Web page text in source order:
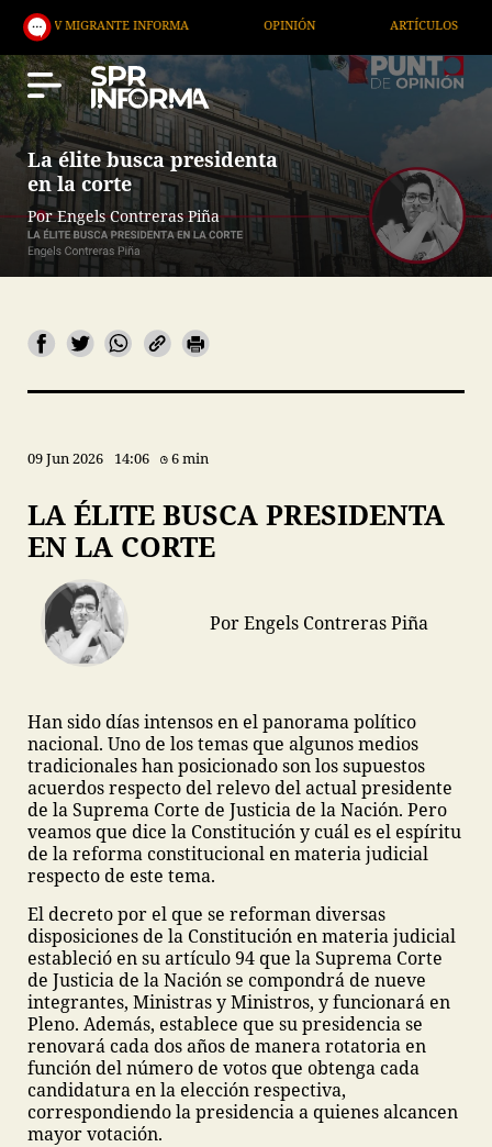
INFORMA OPINIÓN ARTÍCULOS ARTE
La élite busca presidenta
en la corte
Por Engels Contreras Piña
09 Jun 2026 14:06 6 min
LA ÉLITE BUSCA PRESIDENTA
EN LA CORTE
Por Engels Contreras Piña
Han sido días intensos en el panorama político
nacional. Uno de los temas que algunos medios
tradicionales han posicionado son los supuestos
acuerdos respecto del relevo del actual presidente
de la Suprema Corte de Justicia de la Nación. Pero
veamos que dice la Constitución y cuál es el espíritu
de la reforma constitucional en materia judicial
respecto de este tema.
El decreto por el que se reforman diversas
disposiciones de la Constitución en materia judicial
estableció en su artículo 94 que la Suprema Corte
de Justicia de la Nación se compondrá de nueve
integrantes, Ministras y Ministros, y funcionará en
Pleno. Además, establece que su presidencia se
renovará cada dos años de manera rotatoria en
función del número de votos que obtenga cada
candidatura en la elección respectiva,
correspondiendo la presidencia a quienes alcancen
mayor votación.